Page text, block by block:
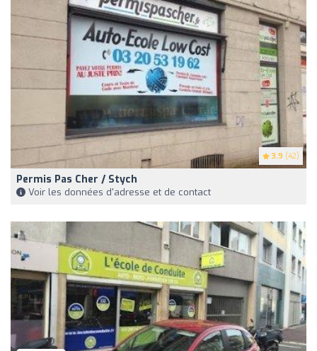
3.9 (42)
Permis Pas Cher / Stych
Voir les données d'adresse et de contact